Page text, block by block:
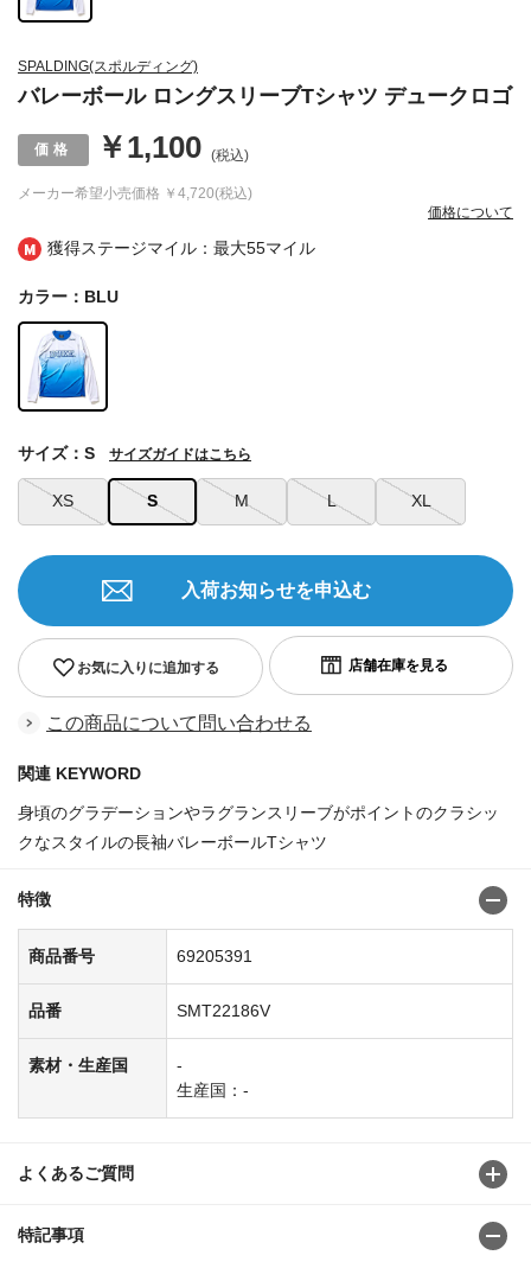
獲得ステージマイル：最大55マイル
SPALDING(スポルディング)
バレーボール ロングスリーブTシャツ デュークロゴ
メーカー希望小売価格 ￥4,720(税込)
￥1,100 (税込)
価格について
カラー：BLU
XS S M L XL
サイズ：S サイズガイドはこちら
お気に入りに追加する
入荷お知らせを申込む
この商品について問い合わせる
関連 KEYWORD
身頃のグラデーションやラグランスリーブがポイントのクラシッ
クなスタイルの長袖バレーボールTシャツ
特徴
商品番号 69205391
品番 SMT22186V
素材・生産国
-
生産国：-
よくあるご質問
特記事項